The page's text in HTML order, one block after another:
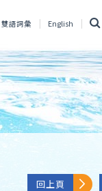
雙語詞彙 English
回上頁